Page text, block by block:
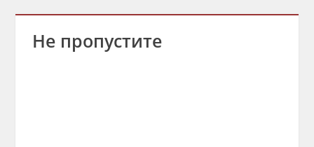
Не пропустите